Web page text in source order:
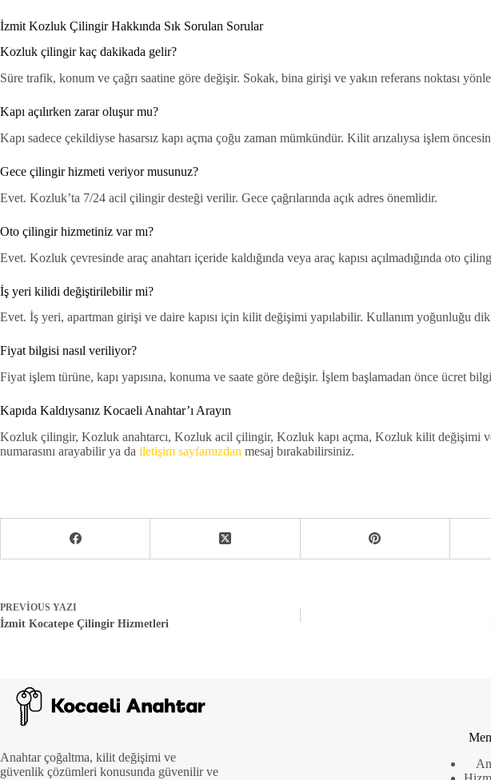
İzmit Kozluk Çilingir Hakkında Sık Sorulan Sorular
Kozluk çilingir kaç dakikada gelir?
Süre trafik, konum ve çağrı saatine göre değişir. Sokak, bina girişi ve yakın referans noktası
Kapı açılırken zarar oluşur mu?
Kapı sadece çekildiyse hasarsız kapı açma çoğu zaman mümkündür. Kilit arızalıysa işlem
Gece çilingir hizmeti veriyor musunuz?
Evet. Kozluk’ta 7/24 acil çilingir desteği verilir. Gece çağrılarında açık adres önemlidir.
Oto çilingir hizmetiniz var mı?
Evet. Kozluk çevresinde araç anahtarı içeride kaldığında veya araç kapısı açılmadığında oto
İş yeri kilidi değiştirilebilir mi?
Evet. İş yeri, apartman girişi ve daire kapısı için kilit değişimi yapılabilir. Kullanım yoğunluğu
Fiyat bilgisi nasıl veriliyor?
Fiyat işlem türüne, kapı yapısına, konuma ve saate göre değişir. İşlem başlamadan önce ücret
Kapıda Kaldıysanız Kocaeli Anahtar’ı Arayın
Kozluk çilingir, Kozluk anahtarcı, Kozluk acil çilingir, Kozluk kapı açma, Kozluk kilit değişimi
numarasını arayabilir ya da iletişim sayfamızdan mesaj bırakabilirsiniz.
PREVIOUS YAZI
İzmit Kocatepe Çilingir Hizmetleri
Anahtar çoğaltma, kilit değişimi ve
güvenlik çözümleri konusunda güvenilir ve